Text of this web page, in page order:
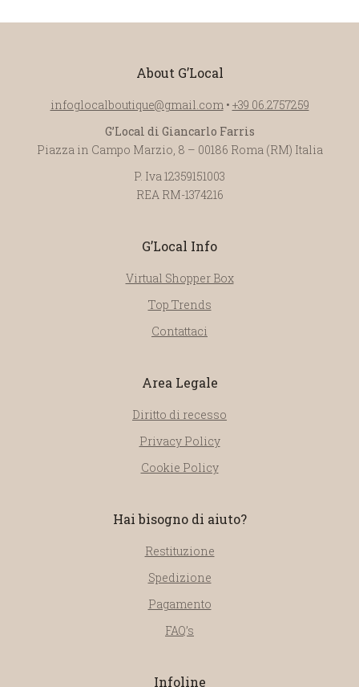
About G’Local
infoglocalboutique@gmail.com• +39 06.2757259
G’Local di Giancarlo Farris
Piazza in Campo Marzio, 8 – 00186 Roma (RM) Italia
P. Iva 12359151003
REA RM-1374216
G’Local Info
Virtual Shopper Box
Top Trends
Contattaci
Area Legale
Diritto di recesso
Privacy Policy
Cookie Policy
Hai bisogno di aiuto?
Restituzione
Spedizione
Pagamento
FAQ’s
Infoline